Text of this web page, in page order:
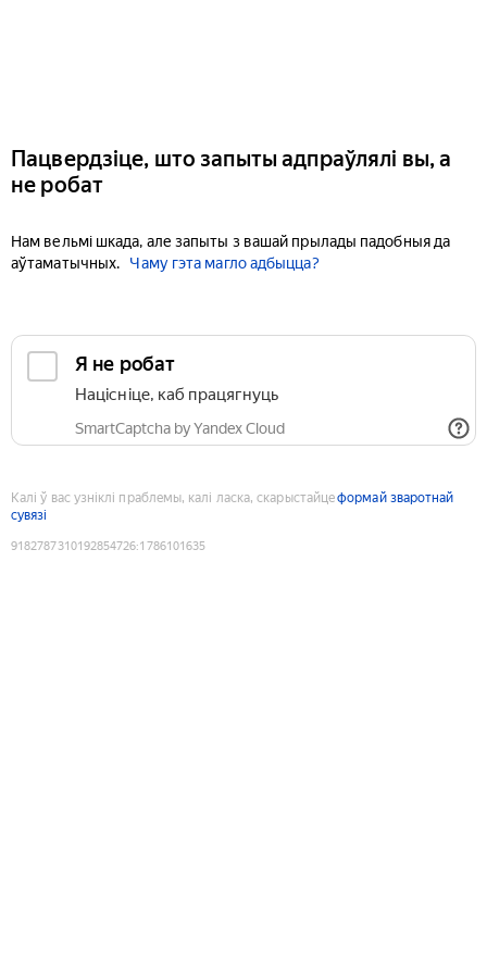
Пацвердзіце, што запыты адпраўлялі вы, а
не робат
Нам вельмі шкада, але запыты з вашай прылады падобныя да
аўтаматычных.
Чаму гэта магло адбыцца?
Я не робат
Націсніце, каб працягнуць
SmartCaptcha by Yandex Cloud
Калі ў вас узніклі праблемы, калі ласка, скарыстайцеформай зваротнай
сувязі
9182787310192854726:1786101635